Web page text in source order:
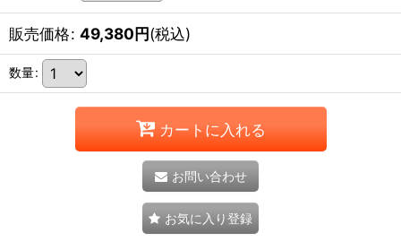
販売価格: 49,380円(税込)
数量:
カートに入れる
お問い合わせ
お気に入り登録